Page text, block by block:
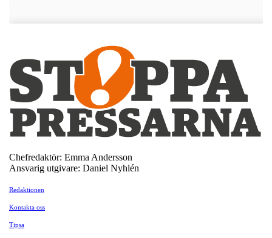
Chefredaktör: Emma Andersson
Ansvarig utgivare: Daniel Nyhlén
Redaktionen
Kontakta oss
Tipsa